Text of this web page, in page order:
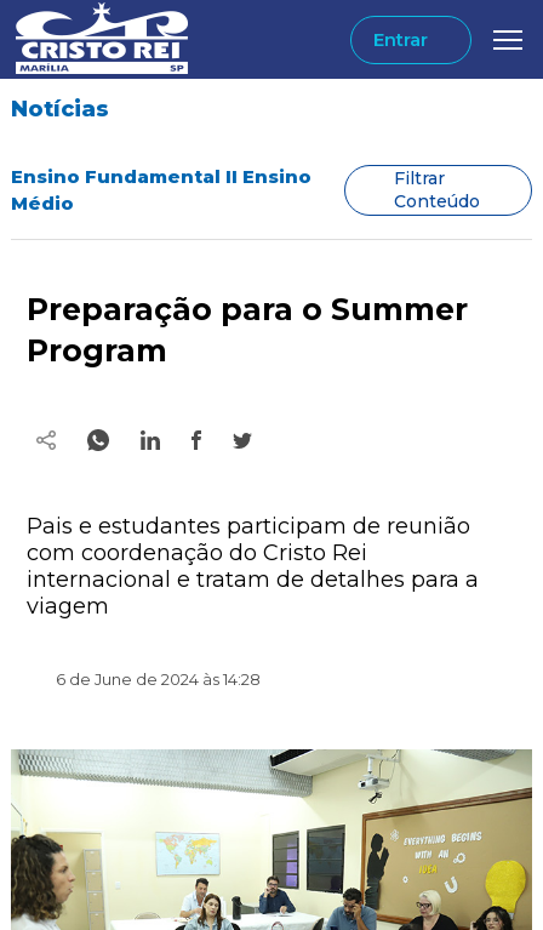
Entrar
Notícias
Ensino Fundamental II Ensino
Médio
Filtrar
Conteúdo
Preparação para o Summer
Program
Pais e estudantes participam de reunião
com coordenação do Cristo Rei
internacional e tratam de detalhes para a
viagem
6 de June de 2024 às 14:28